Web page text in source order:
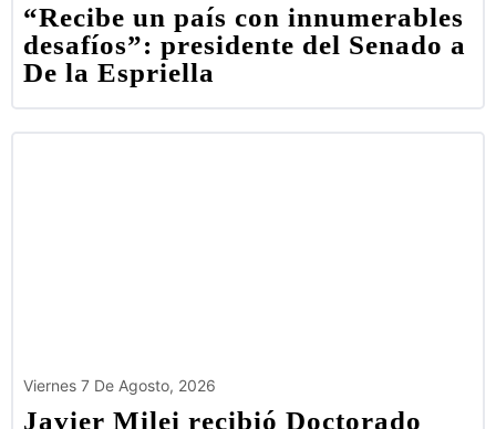
“Recibe un país con innumerables
desafíos”: presidente del Senado a
De la Espriella
Viernes 7 De Agosto, 2026
Javier Milei recibió Doctorado